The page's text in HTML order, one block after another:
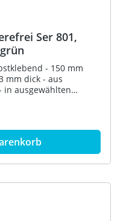
Ser 801,
- 150 mm
mm dick - aus
in ausgewählten